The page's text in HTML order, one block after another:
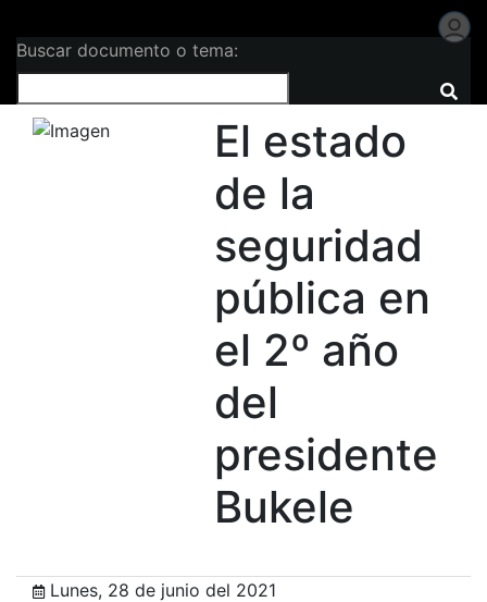
Buscar documento o tema:
El estado
de la
seguridad
pública en
el 2º año
del
presidente
Bukele
Lunes, 28 de junio del 2021